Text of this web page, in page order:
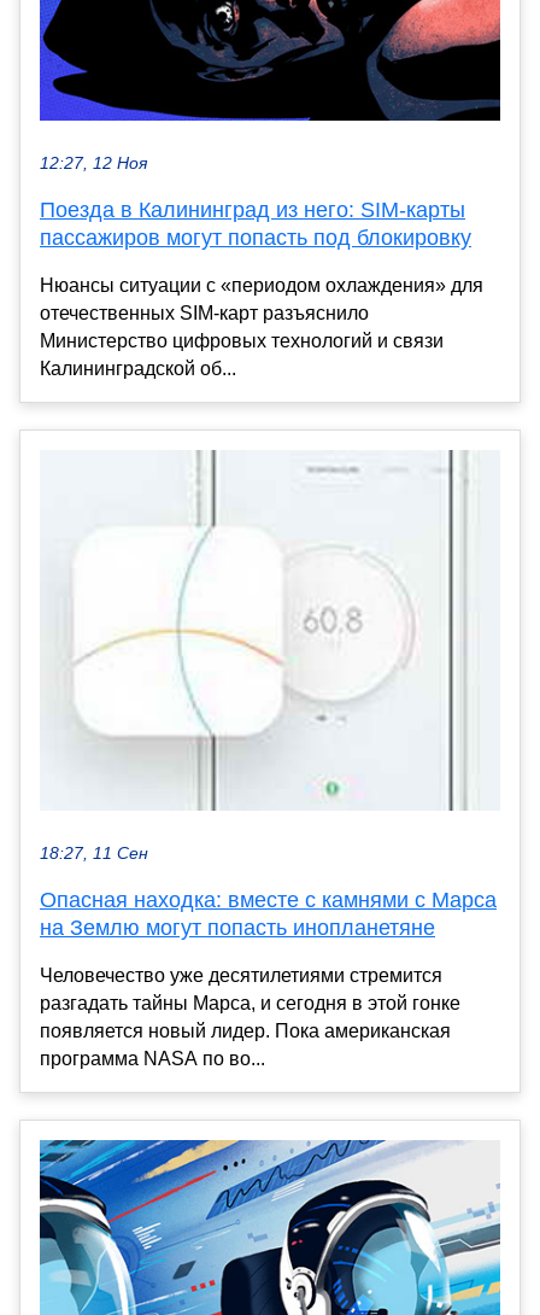
12:27, 12 Ноя
Поезда в Калининград из него: SIM-карты
пассажиров могут попасть под блокировку
Нюансы ситуации с «периодом охлаждения» для
отечественных SIM-карт разъяснило
Министерство цифровых технологий и связи
Калининградской об...
18:27, 11 Сен
Опасная находка: вместе с камнями с Марса
на Землю могут попасть инопланетяне
Человечество уже десятилетиями стремится
разгадать тайны Марса, и сегодня в этой гонке
появляется новый лидер. Пока американская
программа NASA по во...